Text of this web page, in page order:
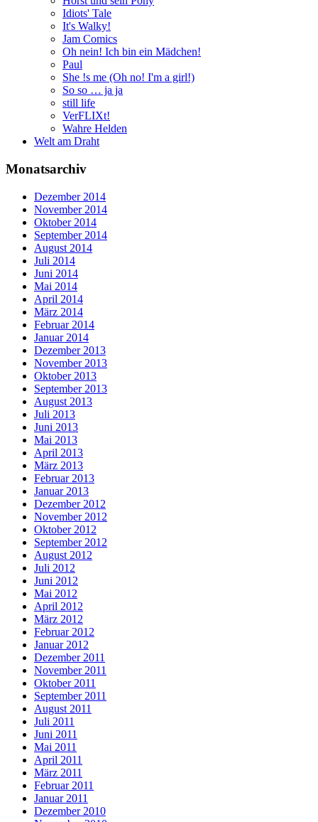
Idiots' Tale
It's Walky!
Jam Comics
Oh nein! Ich bin ein Mädchen!
Paul
She !s me (Oh no! I'm a girl!)
So so … ja ja
still life
VerFLIXt!
Wahre Helden
Welt am Draht
Monatsarchiv
Dezember 2014
November 2014
Oktober 2014
September 2014
August 2014
Juli 2014
Juni 2014
Mai 2014
April 2014
März 2014
Februar 2014
Januar 2014
Dezember 2013
November 2013
Oktober 2013
September 2013
August 2013
Juli 2013
Juni 2013
Mai 2013
April 2013
März 2013
Februar 2013
Januar 2013
Dezember 2012
November 2012
Oktober 2012
September 2012
August 2012
Juli 2012
Juni 2012
Mai 2012
April 2012
März 2012
Februar 2012
Januar 2012
Dezember 2011
November 2011
Oktober 2011
September 2011
August 2011
Juli 2011
Juni 2011
Mai 2011
April 2011
März 2011
Februar 2011
Januar 2011
Dezember 2010